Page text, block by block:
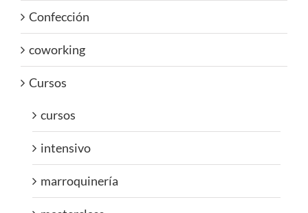
Confección
coworking
Cursos
cursos
intensivo
marroquinería